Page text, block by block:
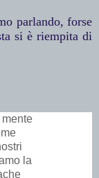
parlando, forse
si è riempita di